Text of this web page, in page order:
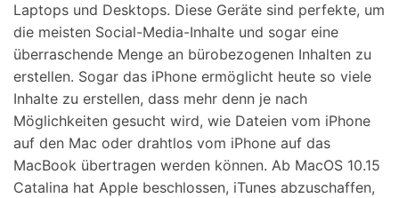
Laptops und Desktops. Diese Geräte sind perfekte, um
die meisten Social-Media-Inhalte und sogar eine
überraschende Menge an bürobezogenen Inhalten zu
erstellen. Sogar das iPhone ermöglicht heute so viele
Inhalte zu erstellen, dass mehr denn je nach
Möglichkeiten gesucht wird, wie Dateien vom iPhone
auf den Mac oder drahtlos vom iPhone auf das
MacBook übertragen werden können. Ab MacOS 10.15
Catalina hat Apple beschlossen, iTunes abzuschaffen,